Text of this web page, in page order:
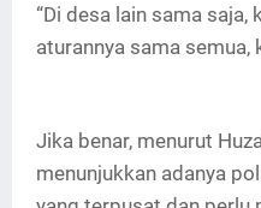
“Di desa lain sama
aturannya sama semua,
Jika benar, menurut
menunjukkan adanya